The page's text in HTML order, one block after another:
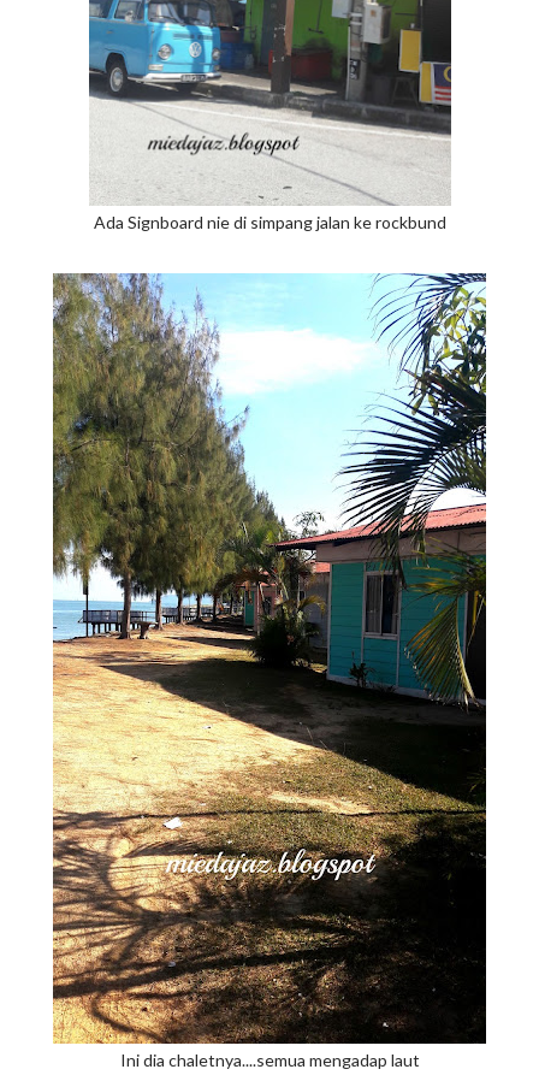
Ada Signboard nie di simpang jalan ke rockbund
Ini dia chaletnya....semua mengadap laut